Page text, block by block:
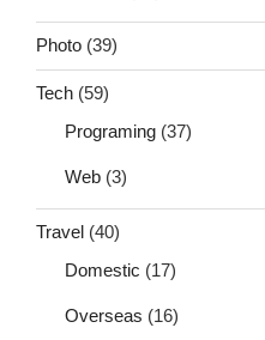
Photo (39)
Tech (59)
Programing (37)
Web (3)
Travel (40)
Domestic (17)
Overseas (16)